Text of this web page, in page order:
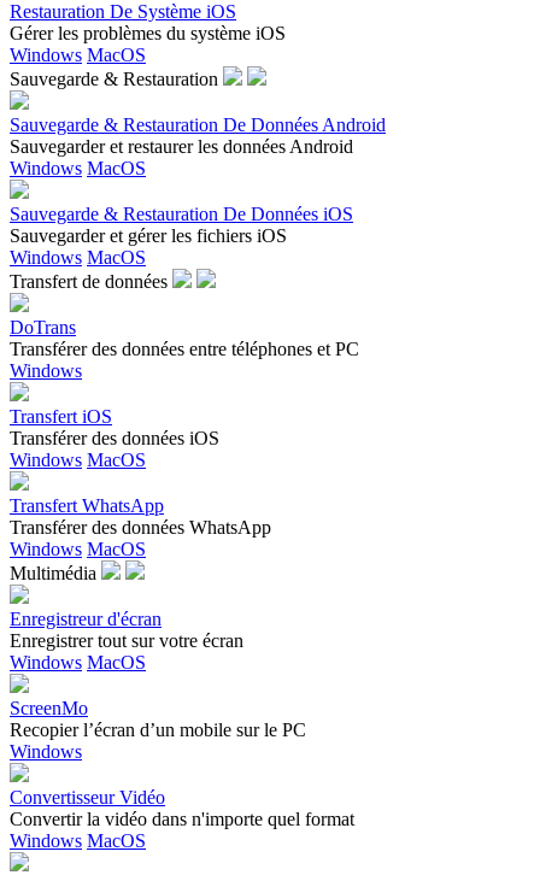
Restauration De Système iOS
Gérer les problèmes du système iOS
Windows MacOS
Sauvegarde & Restauration
Sauvegarde & Restauration De Données Android
Sauvegarder et restaurer les données Android
Windows MacOS
Sauvegarde & Restauration De Données iOS
Sauvegarder et gérer les fichiers iOS
Windows MacOS
Transfert de données
DoTrans
Transférer des données entre téléphones et PC
Windows
Transfert iOS
Transférer des données iOS
Windows MacOS
Transfert WhatsApp
Transférer des données WhatsApp
Windows MacOS
Multimédia
Enregistreur d'écran
Enregistrer tout sur votre écran
Windows MacOS
ScreenMo
Recopier l’écran d’un mobile sur le PC
Windows
Convertisseur Vidéo
Convertir la vidéo dans n'importe quel format
Windows MacOS